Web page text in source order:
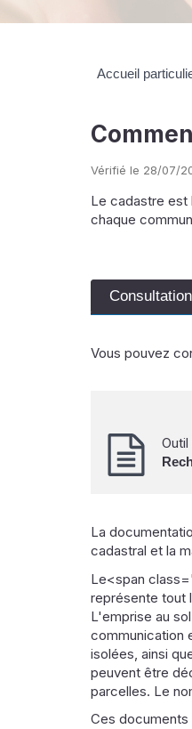
Accueil
Vérifié le 28/07/
Le cadastre
chaque
Vous pouvez
La
cadastral et la
Le<span
représente tout
L'emprise au
communication
isolées, ainsi
peuvent être
parcelles. Le
Ces